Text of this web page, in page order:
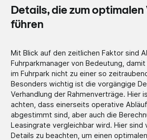
Details, die zum
führen
Mit Blick auf den zeitlichen Faktor sind
Fuhrparkmanager von Bedeutung,
im Fuhrpark nicht zu einer so
Besonders wichtig ist die vorgängige
Verhandlung der Rahmenverträge. Hier
achten, dass einerseits operative
abgestimmt sind, aber auch die
Leasingrate vergleichbar wird. Hier sind
Details zu beachten, um einen